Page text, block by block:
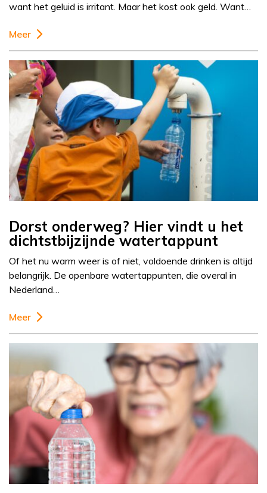
want het geluid is irritant. Maar het kost ook geld. Want…
Meer
Dorst onderweg? Hier vindt u het
dichtstbijzijnde watertappunt
Of het nu warm weer is of niet, voldoende drinken is altijd
belangrijk. De openbare watertappunten, die overal in
Nederland…
Meer